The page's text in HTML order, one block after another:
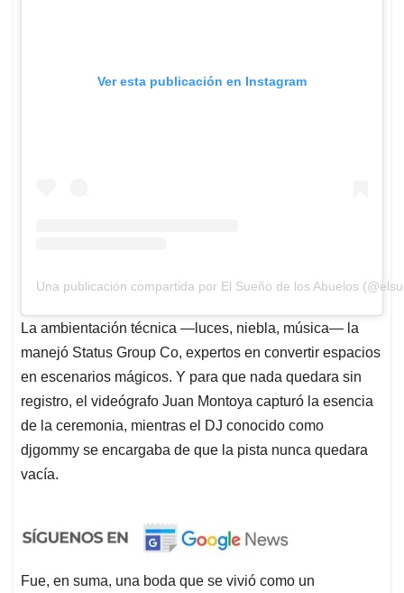
Ver esta publicación en Instagram
Una publicación compartida por El Sueño de los Abuelos
La ambientación técnica —luces, niebla, música— la
manejó Status Group Co, expertos en convertir espacios
en escenarios mágicos. Y para que nada quedara sin
registro, el videógrafo Juan Montoya capturó la esencia
de la ceremonia, mientras el DJ conocido como
djgommy se encargaba de que la pista nunca quedara
vacía.
Fue, en suma, una boda que se vivió como un